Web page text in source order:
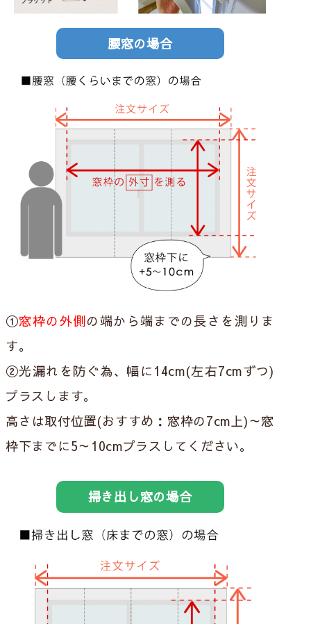
シングルシェードへ
UVカット
洗濯機
ドミノ
シングルシェードへ
洗濯機
シングルシェードへ
遮熱 UVカット
洗濯機
腰窓の場合
①窓枠の外側の端から端までの長さを測りま
す。
②光漏れを防ぐ為、幅に 14cm(左右7cmずつ)
プラス します。
高さは取付位置(おすすめ：窓枠の7cm上)～窓
枠下までに5～10cmプラス してください。
掃き出し窓の場合